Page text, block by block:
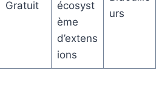
Gratuit
écosyst
ème
d’extens
ions
urs